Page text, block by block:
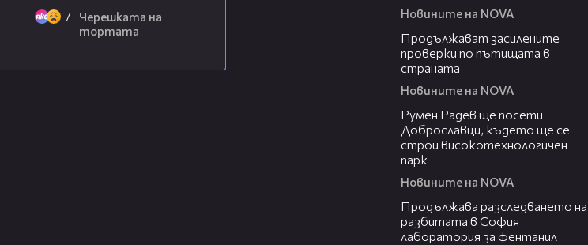
7
Черешката на
тортата
Новините на NOVA
Продължават засилените
проверки по пътищата в
страната
Новините на NOVA
Румен Радев ще посети
Доброславци, където ще се
строи високотехнологичен
парк
Новините на NOVA
Продължава разследването на
разбитата в София
лаборатория за фентанил